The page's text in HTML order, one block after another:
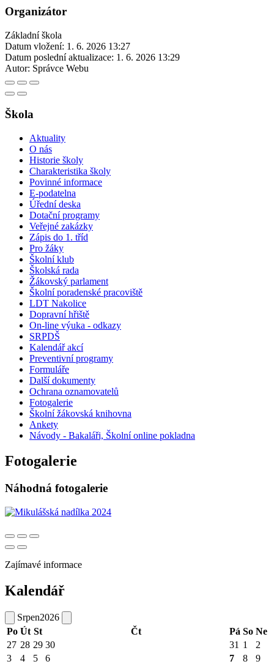
Organizátor
Základní škola
Datum vložení: 1. 6. 2026 13:27
Datum poslední aktualizace: 1. 6. 2026 13:29
Autor: Správce Webu
Škola
Aktuality
O nás
Historie školy
Charakteristika školy
Povinné informace
E-podatelna
Úřední deska
Dotační programy
Veřejné zakázky
Zápis do 1. tříd
Pro žáky
Školní klub
Školská rada
Žákovský parlament
Školní poradenské pracoviště
LDT Nakolice
Dopravní hřiště
On-line výuka - odkazy
SRPDŠ
Kalendář akcí
Preventivní programy
Formuláře
Další dokumenty
Ochrana oznamovatelů
Fotogalerie
Školní žákovská knihovna
Ankety
Návody - Bakaláři, Školní online pokladna
Fotogalerie
Náhodná fotogalerie
Zajímavé informace
Kalendář
Srpen2026
Po Út St Čt Pá So Ne
27 28 29 30 31 1
2
3
4 5 6 7 8
9